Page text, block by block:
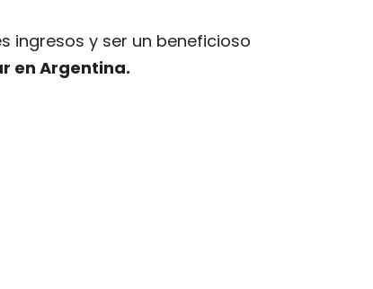
ingresos y ser un beneficioso
en Argentina.